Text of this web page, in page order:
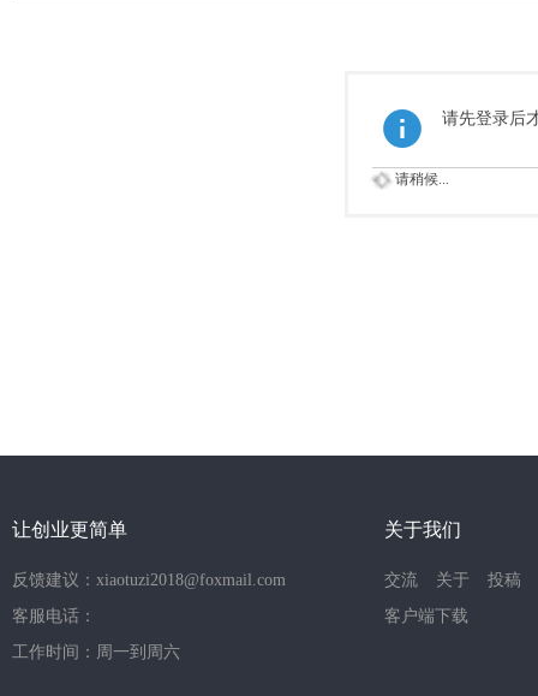
请先登录后
请稍候...
让创业更简单
反馈建议：xiaotuzi2018@foxmail.com
客服电话：
工作时间：周一到周六
关于我们
交流 关于
投稿
客户端下载